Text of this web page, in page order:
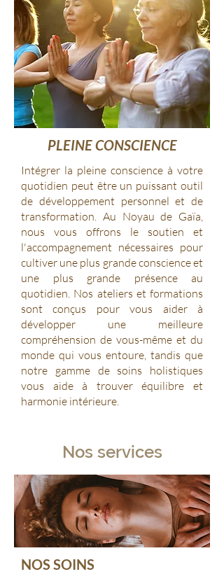
PLEINE CONSCIENCE
Intégrer la pleine conscience à votre
quotidien peut être un puissant outil
de développement personnel et de
transformation. Au Noyau de Gaïa,
nous vous offrons le soutien et
l'accompagnement nécessaires pour
cultiver une plus grande conscience et
une plus grande présence au
quotidien. Nos ateliers et formations
sont conçus pour vous aider à
développer une meilleure
compréhension de vous-même et du
monde qui vous entoure, tandis que
notre gamme de soins holistiques
vous aide à trouver équilibre et
harmonie intérieure.
Nos services
NOS SOINS